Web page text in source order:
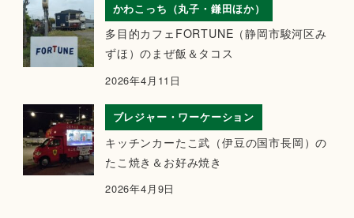
かわこっち（丸子・鎌田ほか）
多目的カフェFORTUNE（静岡市駿河区み
ずほ）のまぜ飯＆タコス
2026年4月11日
ブレジャー・ワーケーション
キッチンカーたこ武（伊豆の国市長岡）の
たこ焼き＆お好み焼き
2026年4月9日